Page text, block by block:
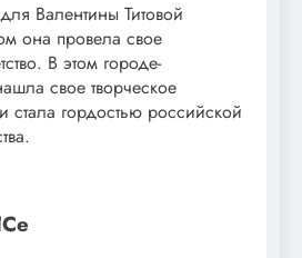
Валентины Титовой
она провела свое
В этом городе-
свое творческое
стала гордостью российской